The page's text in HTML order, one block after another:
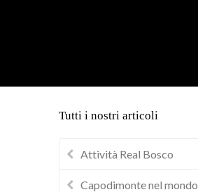
Tutti i nostri articoli
Attività Real Bosco
Capodimonte nel mondo